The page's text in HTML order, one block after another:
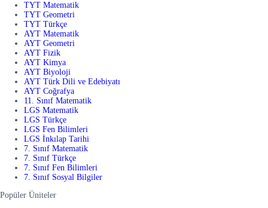
TYT Matematik
TYT Geometri
TYT Türkçe
AYT Matematik
AYT Geometri
AYT Fizik
AYT Kimya
AYT Biyoloji
AYT Türk Dili ve Edebiyatı
AYT Coğrafya
11. Sınıf Matematik
LGS Matematik
LGS Türkçe
LGS Fen Bilimleri
LGS İnkılap Tarihi
7. Sınıf Matematik
7. Sınıf Türkçe
7. Sınıf Fen Bilimleri
7. Sınıf Sosyal Bilgiler
Popüler Üniteler